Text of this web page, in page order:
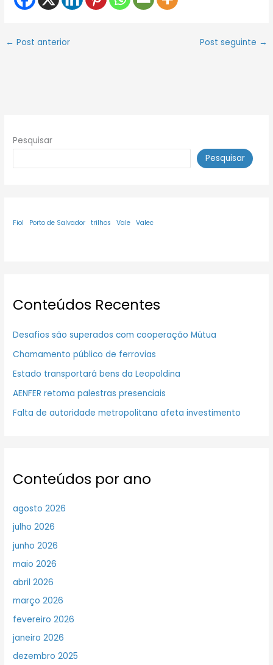
← Post anterior Post seguinte →
Pesquisar
Pesquisar
Fiol Porto de Salvador trilhos Vale Valec
Conteúdos Recentes
Desafios são superados com cooperação Mútua
Chamamento público de ferrovias
Estado transportará bens da Leopoldina
AENFER retoma palestras presenciais
Falta de autoridade metropolitana afeta investimento
Conteúdos por ano
agosto 2026
julho 2026
junho 2026
maio 2026
abril 2026
março 2026
fevereiro 2026
janeiro 2026
dezembro 2025